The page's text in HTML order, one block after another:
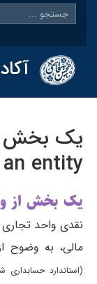
یک بخش
an entity
یک بخش از
نقدی واحد تجاری
مالی، به وضوح